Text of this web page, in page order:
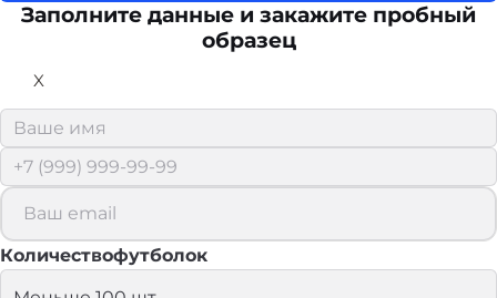
Заполните данные и закажите пробный
образец
X
Количествофутболок